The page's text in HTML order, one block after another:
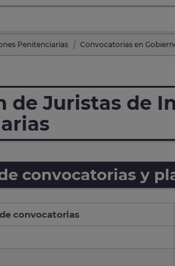
Penitenciarias Convocatorias en
de Juristas de
convocatorias y
de convocatorias